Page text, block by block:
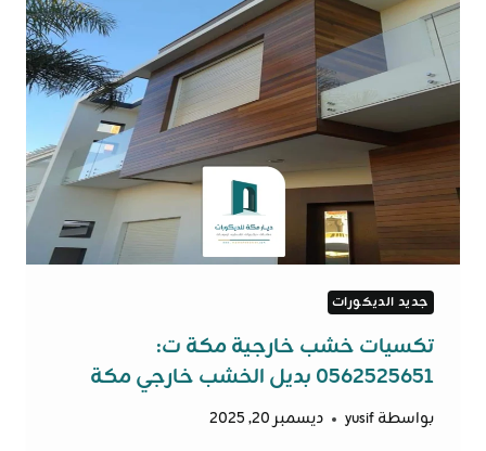
0562525651
تفصيل
ورق
جدران
حسب
الطلب
مكة
جديد الديكورات
تكسيات خشب خارجية مكة ت:
0562525651 بديل الخشب خارجي مكة
بواسطةyusif ديسمبر 20, 2025